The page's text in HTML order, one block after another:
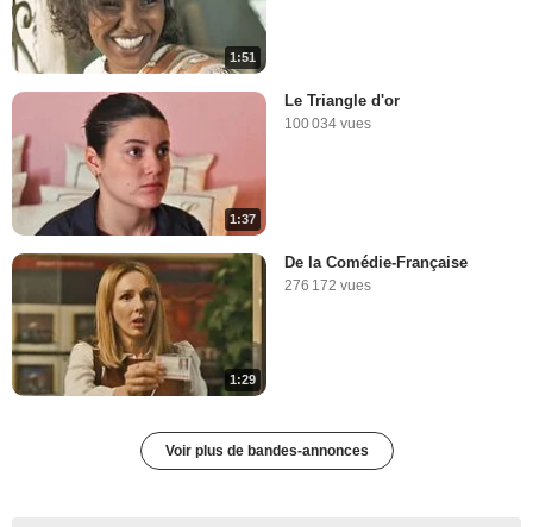
1:51
1:37
Le Triangle d'or
100 034 vues
1:29
De la Comédie-Française
276 172 vues
Voir plus de bandes-annonces